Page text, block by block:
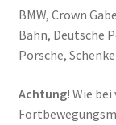
BMW, Crown
Bahn, Deutsche
Porsche,
Achtung! Wie